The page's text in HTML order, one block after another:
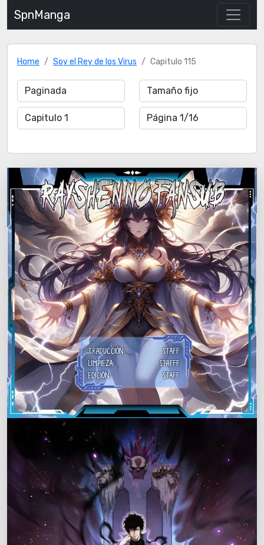
SpnManga
Home Soy el Rey de los Virus Capitulo 115